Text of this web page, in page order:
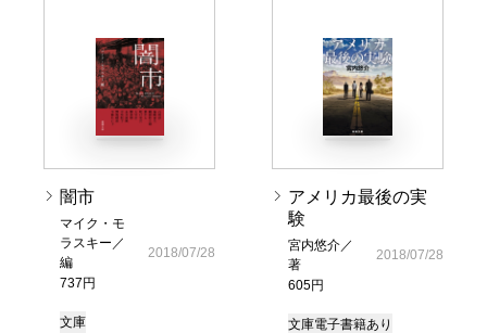
闇市
マイク・モ
ラスキー／
編
737円
2018/07/28
文庫
アメリカ最後の実
験
宮内悠介／
著
605円
2018/07/28
文庫電子書籍あり